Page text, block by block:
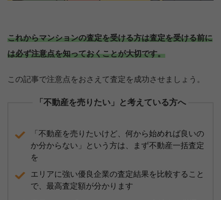
これからマンションの査定を受ける方は査定を受ける前に
は必ず注意点を知っておくことが大切です。
この記事で注意点をおさえて査定を成功させましょう。
「不動産を売りたい」と考えている方へ
「不動産を売りたいけど、何から始めれば良いの
か分からない」という方は、まず不動産一括査定
を
エリアに強い優良企業の査定結果を比較すること
で、最高査定額が分かります